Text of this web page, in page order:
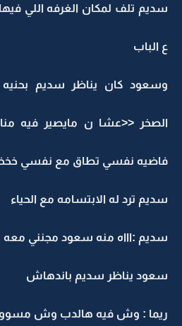
تلف لمكان الغرفه اللي فيها
الباب
كان يناظر سديم بحنيه
<<عشا ن مايصير فيه
نفسي تطاق مع نفسي خخخخ
ترد له الابتسامه مع الحياء
:اااه منه سعود مجنني معه
يناظر سديم باندهاش
: وش فيه هالدب وش مسووي